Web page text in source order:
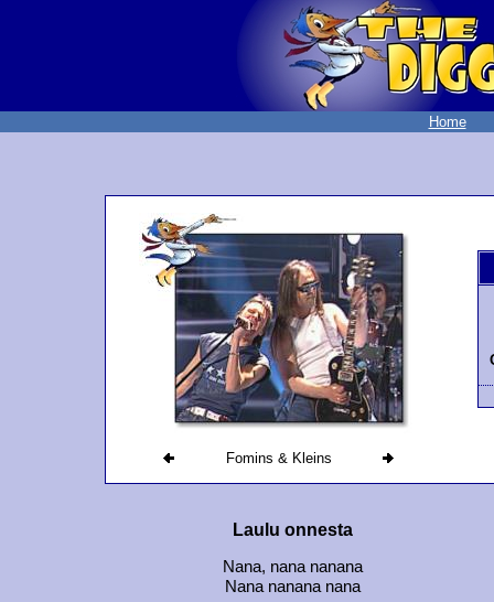
Home
Fomins & Kleins
Laulu onnesta
Nana, nana nanana
Nana nanana nana